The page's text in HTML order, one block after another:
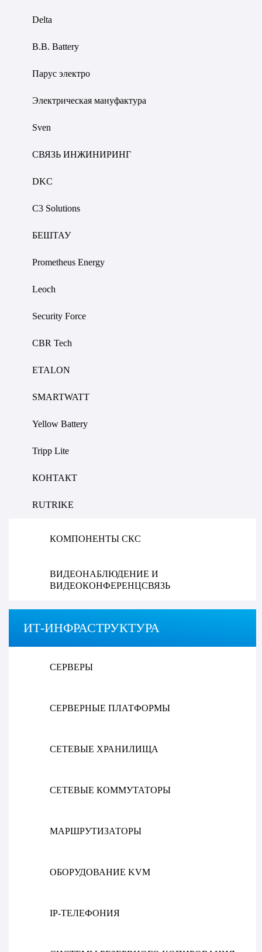
Delta
B.B. Battery
Парус электро
Электрическая мануфактура
Sven
СВЯЗЬ ИНЖИНИРИНГ
DKC
C3 Solutions
БЕШТАУ
Prometheus Energy
Leoch
Security Force
CBR Tech
ETALON
SMARTWATT
Yellow Battery
Tripp Lite
КОНТАКТ
RUTRIKE
КОМПОНЕНТЫ СКС
ВИДЕОНАБЛЮДЕНИЕ И
ВИДЕОКОНФЕРЕНЦСВЯЗЬ
ИТ-ИНФРАСТРУКТУРА
СЕРВЕРЫ
СЕРВЕРНЫЕ ПЛАТФОРМЫ
СЕТЕВЫЕ ХРАНИЛИЩА
СЕТЕВЫЕ КОММУТАТОРЫ
МАРШРУТИЗАТОРЫ
ОБОРУДОВАНИЕ KVM
IP-ТЕЛЕФОНИЯ